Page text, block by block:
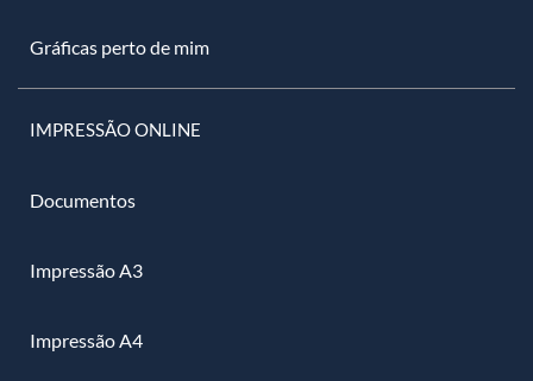
Gráficas perto de mim
IMPRESSÃO ONLINE
Documentos
Impressão A3
Impressão A4